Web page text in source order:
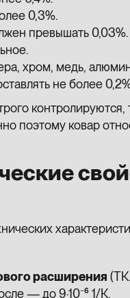
0,3%.
превышать 0,03%.
хром, медь,
не более
контролируются,
поэтому ковар
расширения
— до 9·10⁻⁶ 1/К.